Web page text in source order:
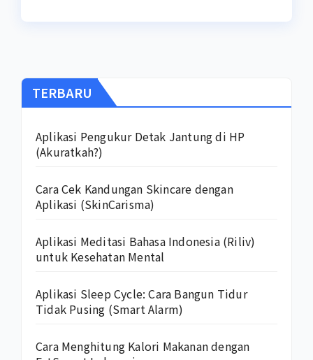
TERBARU
Aplikasi Pengukur Detak Jantung di HP
(Akuratkah?)
Cara Cek Kandungan Skincare dengan
Aplikasi (SkinCarisma)
Aplikasi Meditasi Bahasa Indonesia (Riliv)
untuk Kesehatan Mental
Aplikasi Sleep Cycle: Cara Bangun Tidur
Tidak Pusing (Smart Alarm)
Cara Menghitung Kalori Makanan dengan